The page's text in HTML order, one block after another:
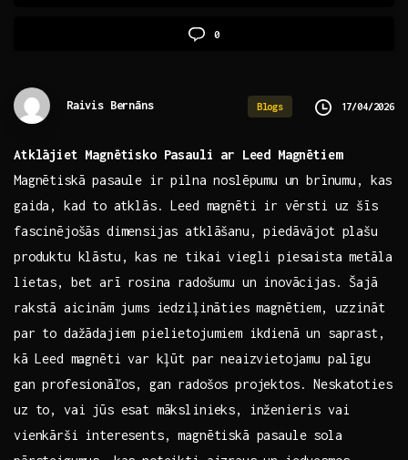
0
Raivis Bernāns Blogs 17/04/2026
Atklājiet Magnētisko Pasauli ⁢ar Leed Magnētiem
Magnētiskā pasaule ir pilna ⁢noslēpumu⁢ un brīnumu, kas⁢
gaida,​ kad to ⁣atklās. Leed magnēti ir vērsti uz šīs
fascinējošās dimensijas atklāšanu, piedāvājot plašu⁢
produktu klāstu, kas ne tikai viegli piesaista ⁣metāla⁤
lietas,‍ bet ⁢arī rosina radošumu un inovācijas. Šajā
rakstā⁣ aicinām jums iedziļināties magnētiem, uzzināt
par to dažādajiem pielietojumiem ikdienā un saprast,⁢
kā⁢ Leed magnēti var kļūt par neaizvietojamu palīgu
gan profesionāľos, gan radošos projektos. Neskatoties⁤
uz to, vai jūs esat mākslinieks, inženieris vai ​
vienkārši interesents, magnētiskā pasaule sola